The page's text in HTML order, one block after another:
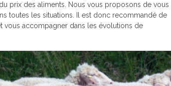
prix des aliments. Nous vous proposons de vous
toutes les situations. Il est donc recommandé de
vous accompagner dans les évolutions de